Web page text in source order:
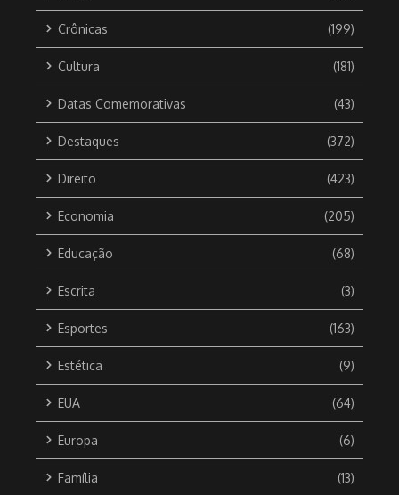
Crônicas (199)
Cultura (181)
Datas Comemorativas (43)
Destaques (372)
Direito (423)
Economia (205)
Educação (68)
Escrita (3)
Esportes (163)
Estética (9)
EUA (64)
Europa (6)
Família (13)